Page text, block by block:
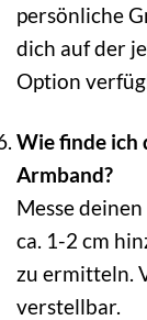
persönliche
dich auf der
Option
Wie finde ich
Armband?
Messe
ca. 1-2 cm
zu ermitteln.
verstellbar.